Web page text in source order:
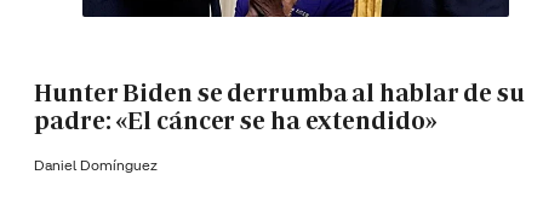
Hunter Biden se derrumba al hablar de su
padre: «El cáncer se ha extendido»
Daniel Domínguez